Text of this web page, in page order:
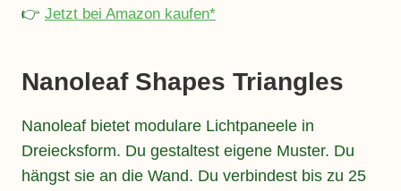
👉 Jetzt bei Amazon kaufen*
Nanoleaf Shapes Triangles
Nanoleaf bietet modulare Lichtpaneele in
Dreiecksform. Du gestaltest eigene Muster. Du
hängst sie an die Wand. Du verbindest bis zu 25